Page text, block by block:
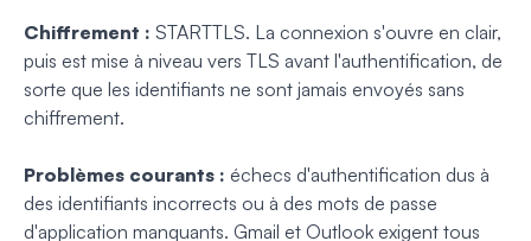
Chiffrement : STARTTLS. La connexion s'ouvre en clair,
puis est mise à niveau vers TLS avant l'authentification, de
sorte que les identifiants ne sont jamais envoyés sans
chiffrement.
Problèmes courants : échecs d'authentification dus à
des identifiants incorrects ou à des mots de passe
d'application manquants. Gmail et Outlook exigent tous